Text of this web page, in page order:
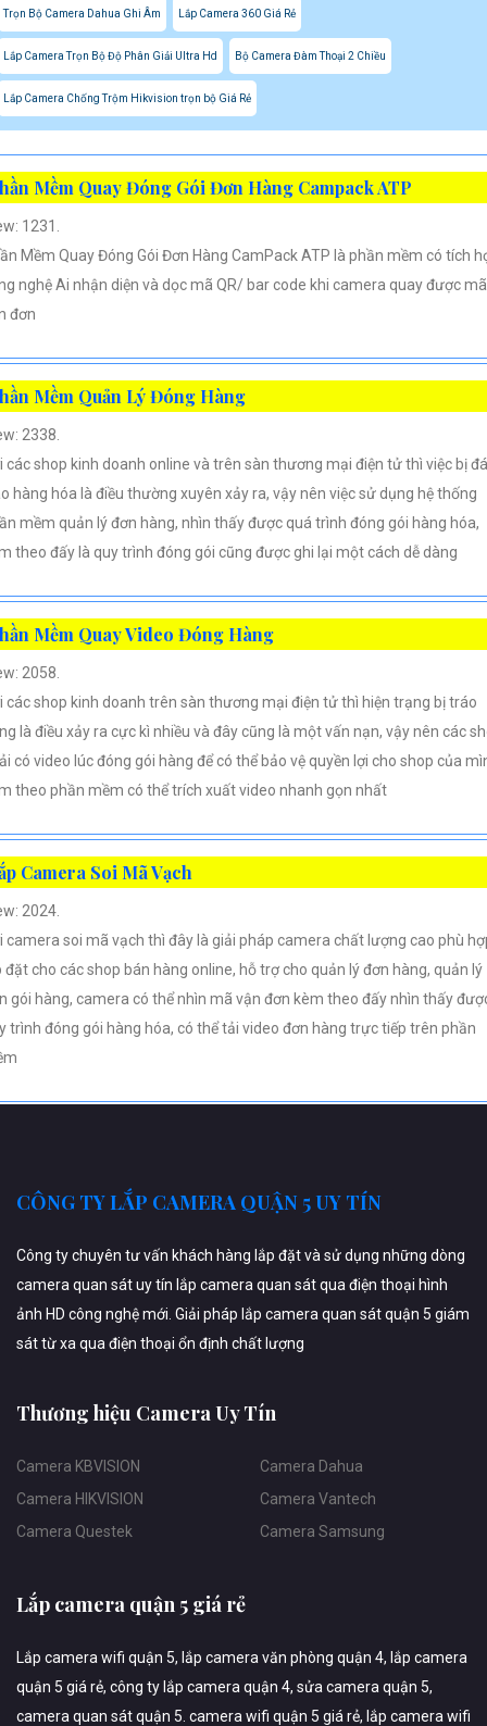
Trọn Bộ Camera Dahua Ghi Âm Lắp Camera 360 Giá Rẻ
Lắp Camera Trọn Bộ Độ Phân Giải Ultra Hd Bộ Camera Đàm Thoại 2 Chiều
Lắp Camera Chống Trộm Hikvision trọn bộ Giá Rẻ
Mềm Quay Đóng Gói Đơn Hàng Campack ATP
1231.
Mềm Quay Đóng Gói Đơn Hàng CamPack ATP là phần mềm có tích
nghệ Ai nhận diện và dọc mã QR/ bar code khi camera quay được mã
đơn
Mềm Quản Lý Đóng Hàng
2338.
các shop kinh doanh online và trên sàn thương mại điện tử thì việc bị
hàng hóa là điều thường xuyên xảy ra, vậy nên việc sử dụng hệ thống
mềm quản lý đơn hàng, nhìn thấy được quá trình đóng gói hàng hóa,
theo đấy là quy trình đóng gói cũng được ghi lại một cách dễ dàng
Mềm Quay Video Đóng Hàng
2058.
các shop kinh doanh trên sàn thương mại điện tử thì hiện trạng bị tráo
là điều xảy ra cực kì nhiều và đây cũng là một vấn nạn, vậy nên các
có video lúc đóng gói hàng để có thể bảo vệ quyền lợi cho shop của
theo phần mềm có thể trích xuất video nhanh gọn nhất
Camera Soi Mã Vạch
2024.
camera soi mã vạch thì đây là giải pháp camera chất lượng cao phù
đặt cho các shop bán hàng online, hỗ trợ cho quản lý đơn hàng, quản lý
gói hàng, camera có thể nhìn mã vận đơn kèm theo đấy nhìn thấy
trình đóng gói hàng hóa, có thể tải video đơn hàng trực tiếp trên phần
CÔNG TY LẮP CAMERA QUẬN 5 UY TÍN
Công ty chuyên tư vấn khách hàng lắp đặt và sử dụng những dòng
camera quan sát uy tín lắp camera quan sát qua điện thoại hình
ảnh HD công nghệ mới. Giải pháp lắp camera quan sát quận 5 giám
sát từ xa qua điện thoại ổn định chất lượng
Thương hiệu Camera Uy Tín
Camera KBVISION
Camera HIKVISION
Camera Questek
Camera Dahua
Camera Vantech
Camera Samsung
Lắp camera quận 5 giá rẻ
Lắp camera wifi quận 5, lắp camera văn phòng quận 4, lắp camera
quận 5 giá rẻ, công ty lắp camera quận 4, sửa camera quận 5,
camera quan sát quận 5. camera wifi quận 5 giá rẻ, lắp camera wifi